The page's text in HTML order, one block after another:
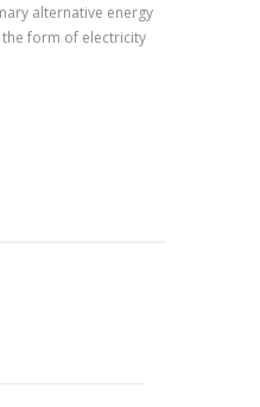
alternative energy
form of electricity